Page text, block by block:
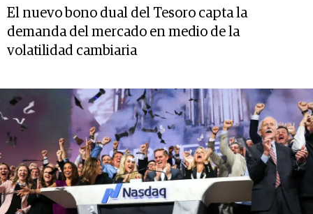
El nuevo bono dual del Tesoro capta la
demanda del mercado en medio de la
volatilidad cambiaria